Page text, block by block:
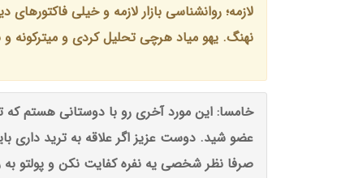
لازمه؛ روانشناسی بازار لازمه و خیلی
نهنگ. یهو میاد هرچی تحلیل کردی و میترکونه
خامسا: این مورد آخری رو با دوستانی هستم که
عضو شید. دوست عزیز اگر علاقه به ترید داری
صرفا نظر شخصی یه نفره کفایت نکن و پولتو به